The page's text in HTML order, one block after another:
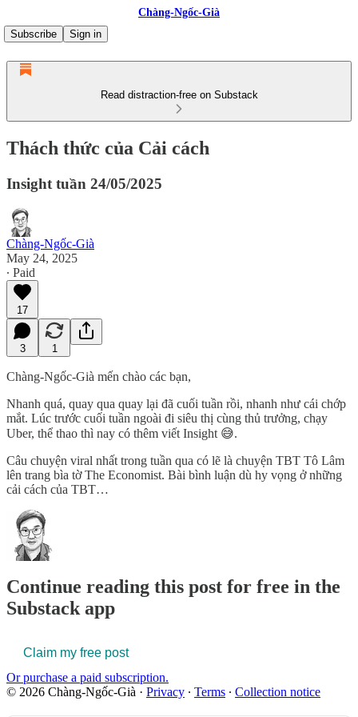
Chàng-Ngốc-Già
Subscribe
Sign in
Read distraction-free on Substack
Thách thức của Cải cách
Insight tuần 24/05/2025
Chàng-Ngốc-Già
May 24, 2025
∙ Paid
17
3 1
Chàng-Ngốc-Già mến chào các bạn,
Nhanh quá, quay qua quay lại đã cuối tuần rồi, nhanh như cái chớp
mắt. Lúc trước cuối tuần ngoài đi siêu thị cùng thủ trưởng, chạy
Uber, thể thao thì nay có thêm viết Insight 😅.
Câu chuyện viral nhất trong tuần qua có lẽ là chuyện TBT Tô Lâm
lên trang bìa tờ The Economist. Bài bình luận dù hy vọng ở những
cải cách của TBT…
Continue reading this post for free in the
Substack app
Claim my free post
Or purchase a paid subscription.
© 2026 Chàng-Ngốc-Già · Privacy ∙ Terms ∙ Collection notice